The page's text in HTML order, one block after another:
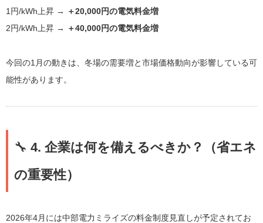
1円/kWh上昇 →
＋20,000円の電気料金増
2円/kWh上昇 →
＋40,000円の電気料金増
今回の1月の動きは、冬場の需要増と市場価格動向が影響している可
能性があります。
🔧 4. 企業は何を備えるべきか？（省エネ
の重要性）
2026年4月には中部電力ミライズの料金制度見直しが予定されてお